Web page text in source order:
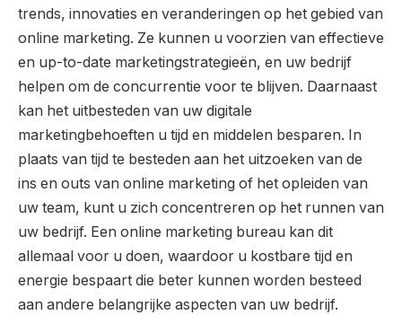
trends, innovaties en veranderingen op het gebied van
online marketing. Ze kunnen u voorzien van effectieve
en up-to-date marketingstrategieën, en uw bedrijf
helpen om de concurrentie voor te blijven. Daarnaast
kan het uitbesteden van uw digitale
marketingbehoeften u tijd en middelen besparen. In
plaats van tijd te besteden aan het uitzoeken van de
ins en outs van online marketing of het opleiden van
uw team, kunt u zich concentreren op het runnen van
uw bedrijf. Een online marketing bureau kan dit
allemaal voor u doen, waardoor u kostbare tijd en
energie bespaart die beter kunnen worden besteed
aan andere belangrijke aspecten van uw bedrijf.